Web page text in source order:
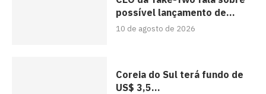
possível lançamento de...
10 de agosto de 2026
Coreia do Sul terá fundo de
US$ 3,5...